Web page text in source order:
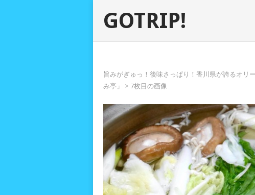
GOTRIP!
旨みがぎゅっ！後味さっぱり！香川県が誇るオリ
み亭」
> 7枚目の画像